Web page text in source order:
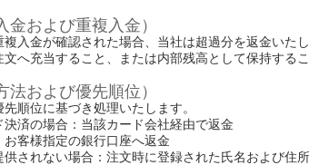
金および重複入金）
入金が確認された場合、当社は超過分を返金いたし
へ充当すること、または内部残高として保持する
法および優先順位）
順位に基づき処理いたします。
決済の場合：当該カード会社経由で返金
客様指定の銀行口座へ返金
されない場合：注文時に登録された氏名および住